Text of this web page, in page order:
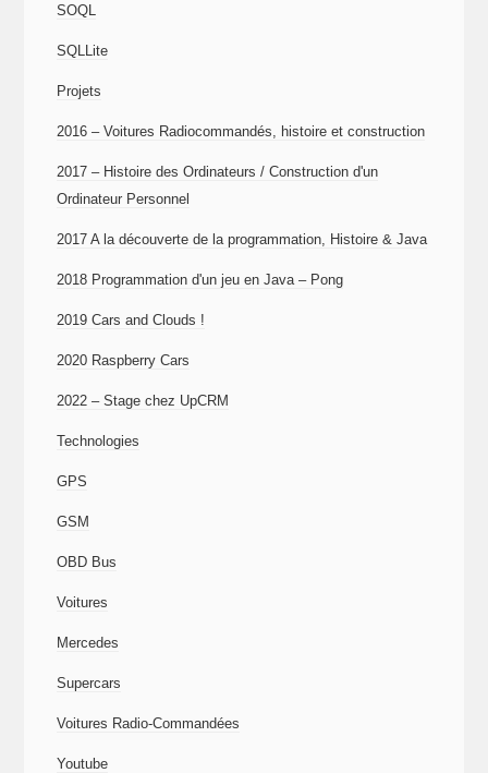
SOQL
SQLLite
Projets
2016 – Voitures Radiocommandés, histoire et construction
2017 – Histoire des Ordinateurs / Construction d'un
Ordinateur Personnel
2017 A la découverte de la programmation, Histoire & Java
2018 Programmation d'un jeu en Java – Pong
2019 Cars and Clouds !
2020 Raspberry Cars
2022 – Stage chez UpCRM
Technologies
GPS
GSM
OBD Bus
Voitures
Mercedes
Supercars
Voitures Radio-Commandées
Youtube